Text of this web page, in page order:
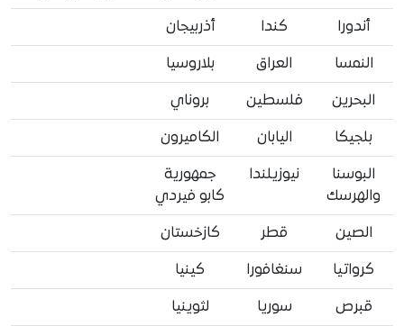
أندورا كندا أذربيجان
النمسا العراق بلاروسيا
البحرين فلسطين بروناي
بلجيكا اليابان الكاميرون
البوسنا
والهرسك
نيوزيلندا
جمهورية
كابو فيردي
الصين قطر كازخستان
كرواتيا سنغافورا كينيا
قبرص سوريا لثوينيا